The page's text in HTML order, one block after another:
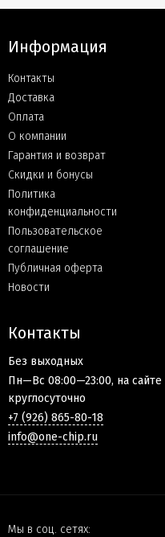
Информация
Контакты
Доставка
Оплата
О компании
Гарантия и возврат
Скидки и бонусы
Политика
конфиденциальности
Пользовательское
соглашение
Публичная оферта
Новости
Контакты
Без выходных
Пн—Вс 08:00—23:00, на сайте
круглосуточно
+7 (926) 865-80-18
info@one-chip.ru
Мы в соц. сетях